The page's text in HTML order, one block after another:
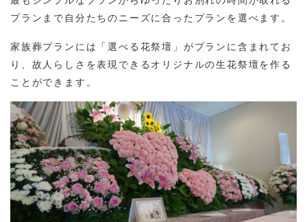
プランまで自分たちのニーズに合ったプランを選べます。
家族葬プランには「選べる花祭壇」がプランに含まれてお
り、故人らしさを表現できるオリジナルの生花祭壇を作る
ことができます。